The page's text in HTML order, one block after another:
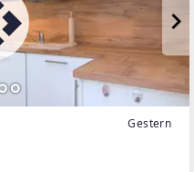
Gestern